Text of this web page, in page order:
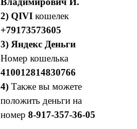
2) QIVIкошелек
+79173573605
3) Яндекс Деньги
Номер кошелька
410012814830766
4)Также вы можете
положить деньги на
номер8-917-357-36-05